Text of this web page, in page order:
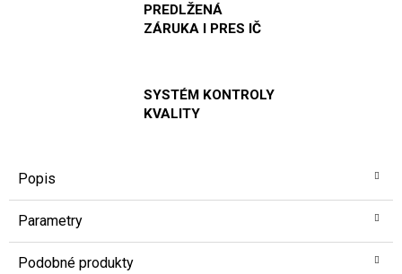
PREDLŽENÁ
ZÁRUKA I PRES IČ
SYSTÉM KONTROLY
KVALITY
Popis
Parametry
Podobné produkty